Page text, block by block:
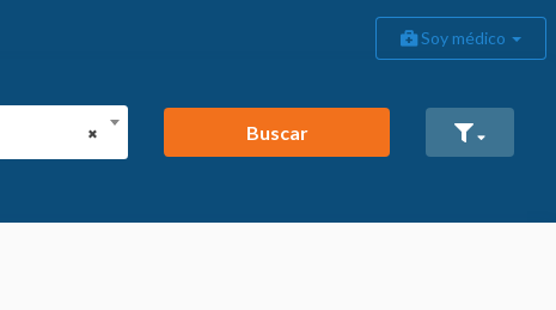
Soy médico
×
Buscar